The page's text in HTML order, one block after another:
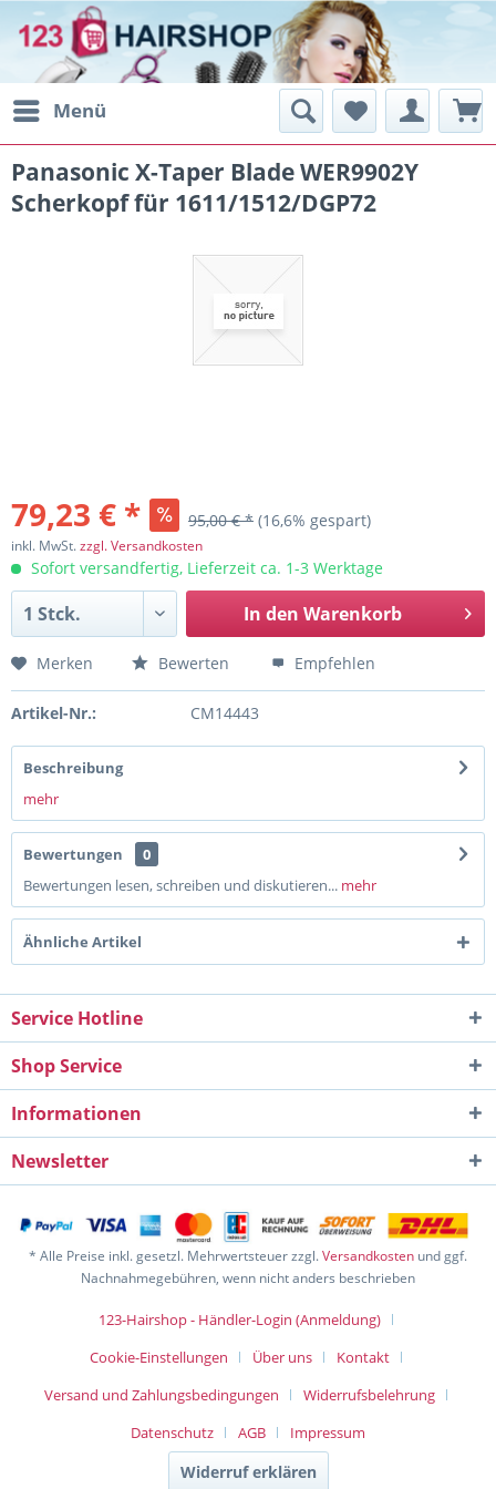
Menü
Panasonic X-Taper Blade WER9902Y
Scherkopf für 1611/1512/DGP72
79,23 € * 95,00 € * (16,6% gespart)
inkl. MwSt.zzgl. Versandkosten
Sofort versandfertig, Lieferzeit ca. 1-3 Werktage
In den Warenkorb
Merken Bewerten Empfehlen
Artikel-Nr.: CM14443
Beschreibung
mehr
Bewertungen
0
Bewertungen lesen, schreiben und diskutieren... mehr
Ähnliche Artikel
Service Hotline
Shop Service
Informationen
Newsletter
* Alle Preise inkl. gesetzl. Mehrwertsteuer zzgl.Versandkosten und ggf.
Nachnahmegebühren, wenn nicht anders beschrieben
123-Hairshop - Händler-Login (Anmeldung)
Cookie-Einstellungen
Über uns
Kontakt
Versand und Zahlungsbedingungen
Widerrufsbelehrung
Datenschutz
AGB Impressum
Widerruf erklären